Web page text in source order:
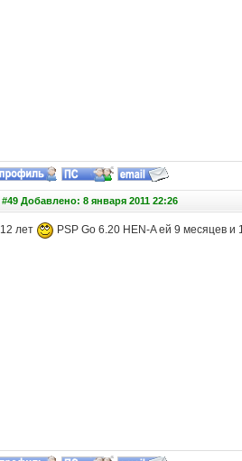
#49 Добавлено: 8 января 2011 22:26
12 лет PSP Go 6.20 HEN-A ей 9 месяцев и